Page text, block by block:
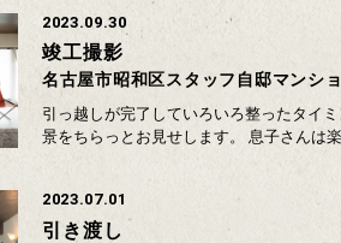
2023.09.30
竣工撮影
名古屋市昭和区スタッフ自邸マンシ
引っ越しが完了していろいろ整ったタイ
景をちらっとお見せします。 息子さんは
2023.07.01
引き渡し